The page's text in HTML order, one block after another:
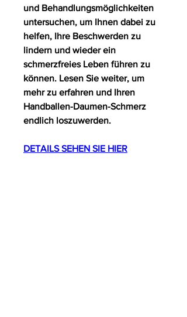
und Behandlungsmöglichkeiten
untersuchen, um Ihnen dabei zu
helfen, Ihre Beschwerden zu
lindern und wieder ein
schmerzfreies Leben führen zu
können. Lesen Sie weiter, um
mehr zu erfahren und Ihren
Handballen-Daumen-Schmerz
endlich loszuwerden.
DETAILS SEHEN SIE HIER